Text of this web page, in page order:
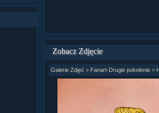
Zobacz Zdjęcie
Galerie Zdjęć > Fanart-Drugie pokolenie>